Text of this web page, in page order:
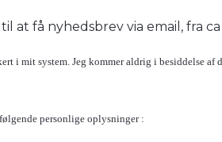
at få nyhedsbrev via email, fra
i mit system. Jeg kommer aldrig i besiddelse af
personlige oplysninger :